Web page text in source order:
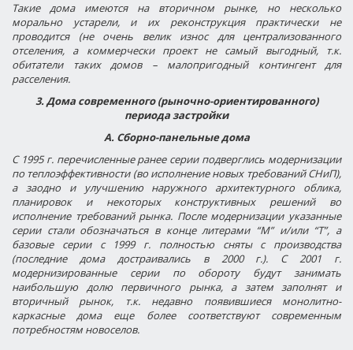
Такие дома имеются на вторичном рынке, но несколько
морально устарели, и их реконструкция практически не
проводится (не очень велик износ для централизованного
отселения, а коммерчески проект не самый выгодный, т.к.
обитатели таких домов – малопригодный контингент для
расселения.
3. Дома современного (рыночно-ориентированного)
периода застройки
А. Сборно-панельные дома
С 1995 г. перечисленные ранее серии подверглись модернизации
по теплоэффективности (во исполнение новых требований СНиП),
а заодно и улучшению наружного архитектурного облика,
планировок и некоторых конструктивных решений во
исполнение требований рынка. После модернизации указанные
серии стали обозначаться в конце литерами “М” и/или “Т”, а
базовые серии с 1999 г. полностью сняты с производства
(последние дома достраивались в 2000 г.). С 2001 г.
модернизированные серии по обороту будут занимать
наибольшую долю первичного рынка, а затем заполнят и
вторичный рынок, т.к. недавно появившиеся монолитно-
каркасные дома еще более соответствуют современным
потребностям новоселов.